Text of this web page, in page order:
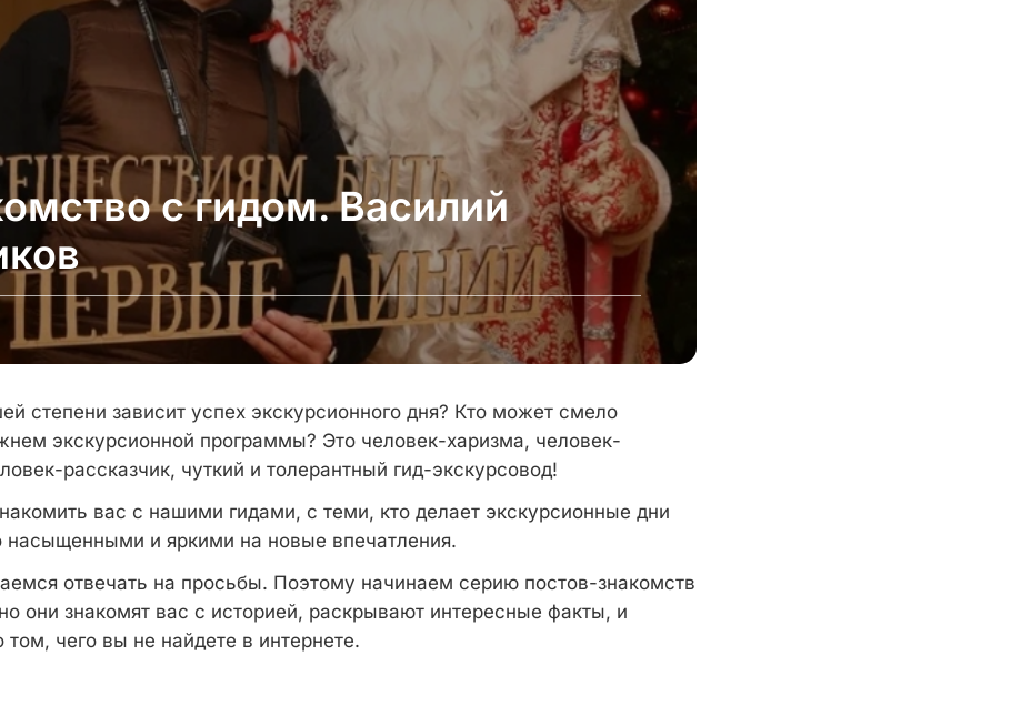
с гидом. Василий
степени зависит успех экскурсионного дня? Кто может смело
экскурсионной программы? Это человек-харизма, человек-
рассказчик, чуткий и толерантный гид-экскурсовод!
вас с нашими гидами, с теми, кто делает экскурсионные дни
насыщенными и яркими на новые впечатления.
отвечать на просьбы. Поэтому начинаем серию постов-знакомств
они знакомят вас с историей, раскрывают интересные факты, и
том, чего вы не найдете в интернете.